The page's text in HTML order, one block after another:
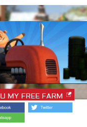
MY FREE FARM